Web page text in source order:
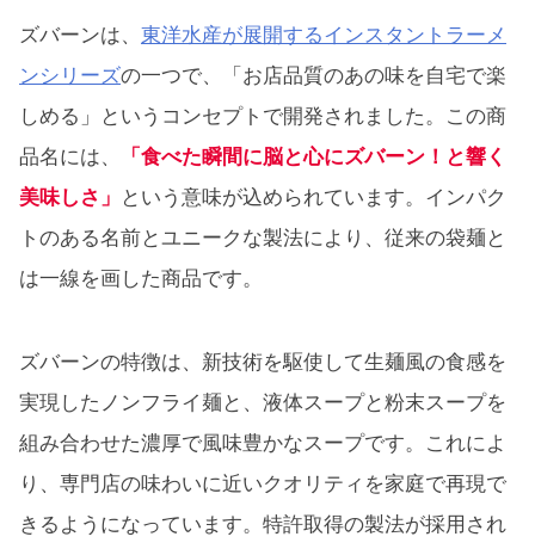
ズバーンは、 東洋水産が展開するインスタントラーメ
ンシリーズの一つで、「お店品質のあの味を自宅で楽
しめる」というコンセプトで開発されました。この商
品名には、
「食べた瞬間に脳と心にズバーン！と響く
美味しさ」
という意味が込められています。インパク
トのある名前とユニークな製法により、従来の袋麺と
は一線を画した商品です。
ズバーンの特徴は、新技術を駆使して生麺風の食感を
実現したノンフライ麺と、液体スープと粉末スープを
組み合わせた濃厚で風味豊かなスープです。これによ
り、専門店の味わいに近いクオリティを家庭で再現で
きるようになっています。特許取得の製法が採用され